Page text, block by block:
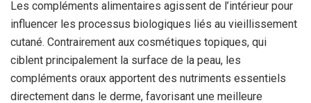
Les compléments alimentaires agissent de l’intérieur pour
influencer les processus biologiques liés au vieillissement
cutané. Contrairement aux cosmétiques topiques, qui
ciblent principalement la surface de la peau, les
compléments oraux apportent des nutriments essentiels
directement dans le derme, favorisant une meilleure